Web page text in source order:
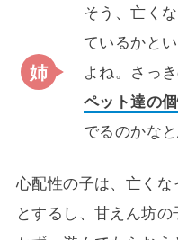
そう、亡く
ているかと
よね。さっ
ペット達の
でるのかなと
心配性の子は、亡く
とするし、甘えん坊